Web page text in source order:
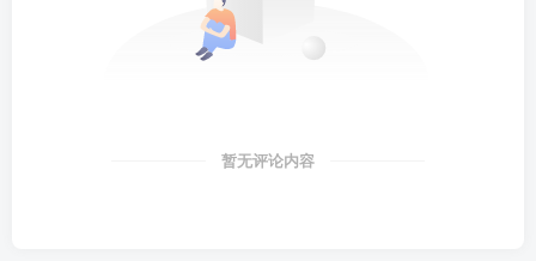
暂无评论内容